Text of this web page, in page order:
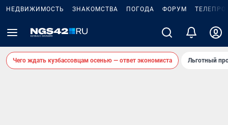
НЕДВИЖИМОСТЬ ЗНАКОМСТВА ПОГОДА ФОРУМ
Чего ждать кузбассовцам осенью — ответ экономиста Льготный